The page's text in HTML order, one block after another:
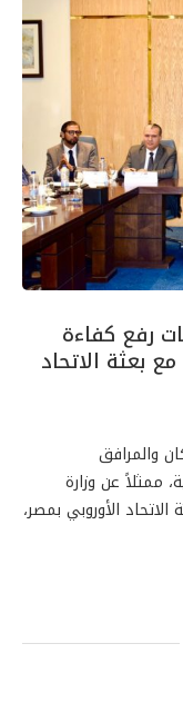
رفع كفاءة
بعثة الاتحاد
والمرافق
ممثلاً عن وزارة
الأوروبي بمصر،